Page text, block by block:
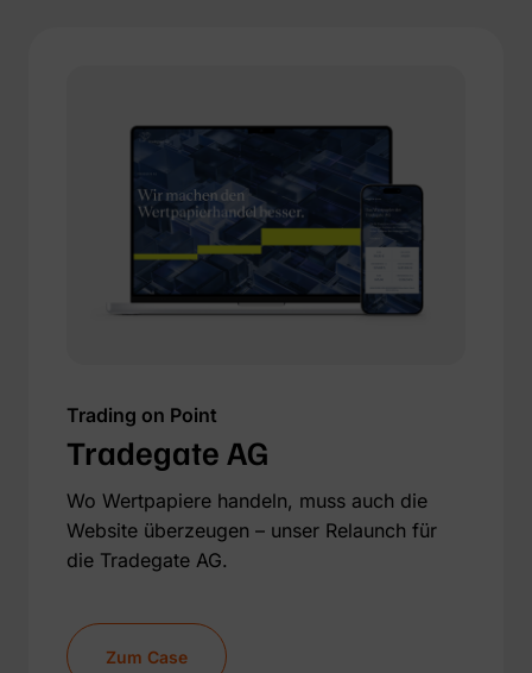
Trading on Point
Tradegate AG
Wo Wertpapiere handeln, muss auch die
Website überzeugen – unser Relaunch für
die Tradegate AG.
Zum Case